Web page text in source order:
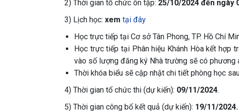
2) Thời gian tổ chức ôn tập: 25/10/2024 đến ngày
3) Lịch học: xem tại đây
Học trực tiếp tại Cơ sở Tân Phong, TP. Hồ Chí
Học trực tiếp tại Phân hiệu Khánh Hòa kết hợp
vào số lượng đăng ký Nhà trường sẽ có phương
Thời khóa biểu sẽ cập nhật chi tiết phòng học
4) Thời gian tổ chức thi (dự kiến): 09/11/2024.
5) Thời gian công bố kết quả (dự kiến): 19/11/2024.